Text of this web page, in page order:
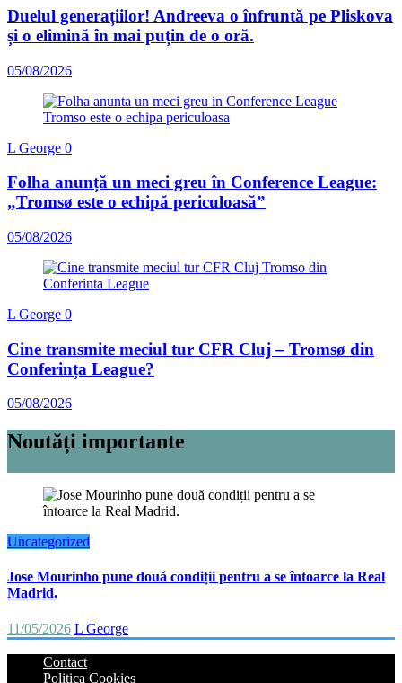
Duelul generațiilor! Andreeva o înfruntă pe Pliskova
și o elimină în mai puțin de o oră.
05/08/2026
L George 0
Folha anunță un meci greu în Conference League:
„Tromsø este o echipă periculoasă”
05/08/2026
L George 0
Cine transmite meciul tur CFR Cluj – Tromsø din
Conferința League?
05/08/2026
Noutăți importante
Uncategorized
Jose Mourinho pune două condiții pentru a se întoarce la Real
Madrid.
11/05/2026 L George
Contact
Politica Cookies